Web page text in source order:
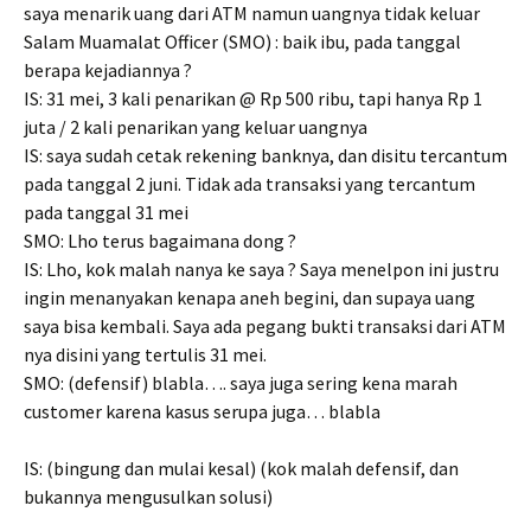
saya menarik uang dari ATM namun uangnya tidak keluar
Salam Muamalat Officer (SMO) : baik ibu, pada tanggal
berapa kejadiannya ?
IS: 31 mei, 3 kali penarikan @ Rp 500 ribu, tapi hanya Rp 1
juta / 2 kali penarikan yang keluar uangnya
IS: saya sudah cetak rekening banknya, dan disitu tercantum
pada tanggal 2 juni. Tidak ada transaksi yang tercantum
pada tanggal 31 mei
SMO: Lho terus bagaimana dong ?
IS: Lho, kok malah nanya ke saya ? Saya menelpon ini justru
ingin menanyakan kenapa aneh begini, dan supaya uang
saya bisa kembali. Saya ada pegang bukti transaksi dari ATM
nya disini yang tertulis 31 mei.
SMO: (defensif) blabla…. saya juga sering kena marah
customer karena kasus serupa juga… blabla
IS: (bingung dan mulai kesal) (kok malah defensif, dan
bukannya mengusulkan solusi)